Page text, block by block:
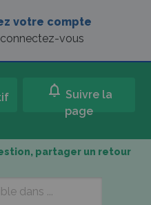
votre compte
vous
notifications Suivre la
page
partager un retour